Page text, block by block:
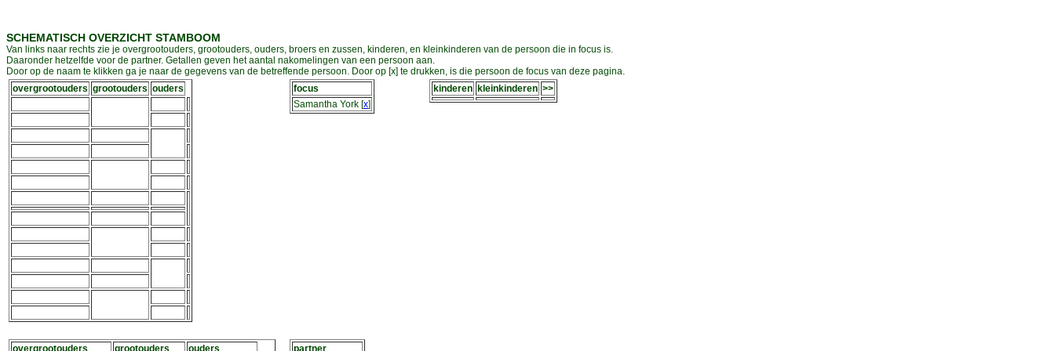
SCHEMATISCH OVERZICHT STAMBOOM
Van links naar rechts zie je overgrootouders, grootouders, ouders, broers en zussen, kinderen, en kleinkinderen van de persoon die in focus is.
Daaronder hetzelfde voor de partner. Getallen geven het aantal nakomelingen van een persoon aan.
Door op de naam te klikken ga je naar de gegevens van de betreffende persoon. Door op [x] te drukken, is die persoon de focus van deze pagina.
overgrootouders grootouders ouders
focus
Samantha York [x]
kinderen kleinkinderen >>
overgrootouders grootouders
ouders
partner